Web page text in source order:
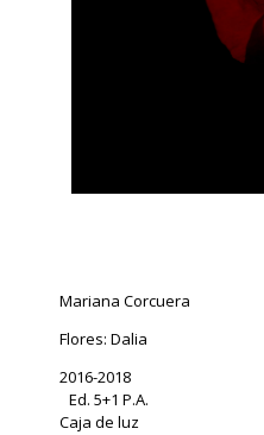
Mariana Corcuera
Flores: Dalia
2016-2018
Ed. 5+1 P.A.
Caja de luz